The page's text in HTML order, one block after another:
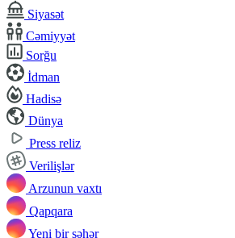
Siyasət
Cəmiyyət
Sorğu
İdman
Hadisə
Dünya
Press reliz
Verilişlər
Arzunun vaxtı
Qapqara
Yeni bir səhər